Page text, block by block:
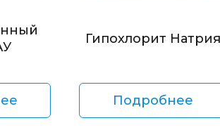
Гипохлорит Натрия
Подробнее